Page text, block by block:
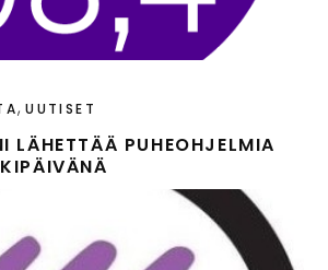
,UUTISET
LÄHETTÄÄ PUHEOHJELMIA